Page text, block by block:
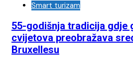
Smart turizam
55-godišnja tradicija gdje
cvijetova preobražava
Bruxellesu